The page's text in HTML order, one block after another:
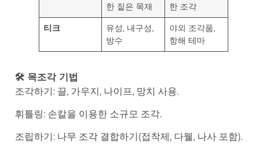
한 짙은 목재
한 조각
티크
유성, 내구성,
방수
야외 조각품,
항해 테마
🛠️ 목조각 기법
조각하기: 끌, 가우지, 나이프, 망치 사용.
휘틀링: 손칼을 이용한 소규모 조각.
조립하기: 나무 조각 결합하기(접착제, 다웰, 나사 포함).